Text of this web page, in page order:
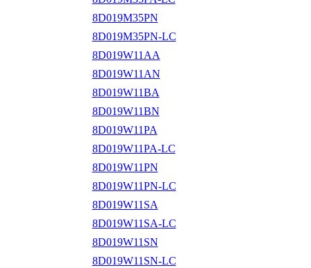
8D019M35PN
8D019M35PN-LC
8D019W11AA
8D019W11AN
8D019W11BA
8D019W11BN
8D019W11PA
8D019W11PA-LC
8D019W11PN
8D019W11PN-LC
8D019W11SA
8D019W11SA-LC
8D019W11SN
8D019W11SN-LC